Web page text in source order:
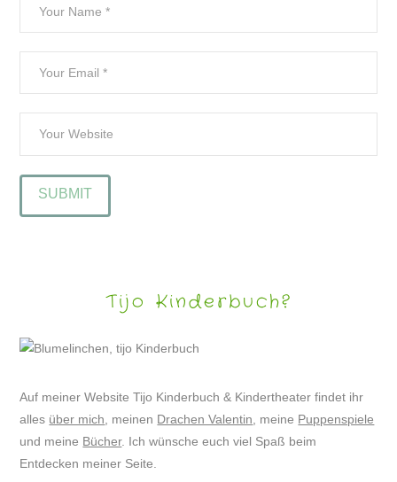
Tijo Kinderbuch?
Auf meiner Website Tijo Kinderbuch & Kindertheater findet ihr
alles über mich , meinen Drachen Valentin , meine Puppenspiele
und meine Bücher. Ich wünsche euch viel Spaß beim
Entdecken meiner Seite.